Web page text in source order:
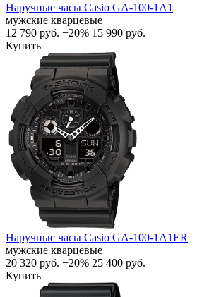
Наручные часы Casio GA-100-1A1
мужские кварцевые
12 790 руб. −20% 15 990 руб.
Купить
Наручные часы Casio GA-100-1A1ER
мужские кварцевые
20 320 руб. −20% 25 400 руб.
Купить